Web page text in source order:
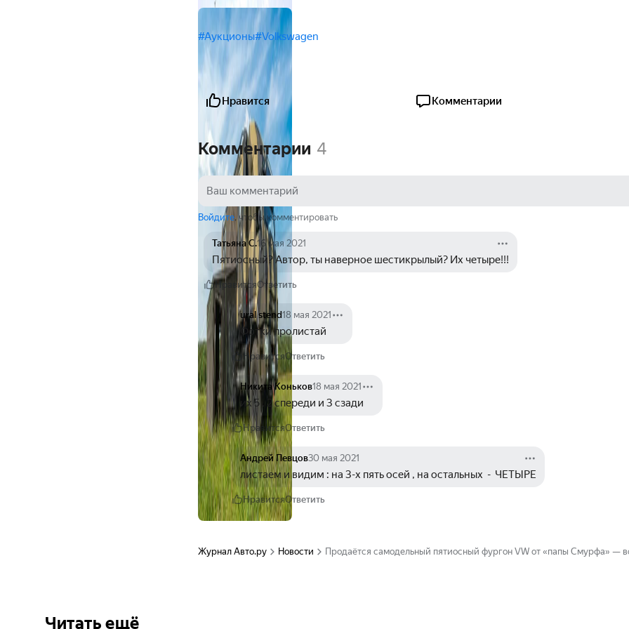
#Аукционы#Volkswagen
Нравится Комментарии
Комментарии 4
Войдите, чтобы комментировать
Татьяна С.16 мая 2021
Пятиосный? Автор, ты наверное шестикрылый? Их четыре!!!
НравитсяОтветить
ural stend18 мая 2021
Фотки пролистай
НравитсяОтветить
Никита Коньков18 мая 2021
их 5 , 2 спереди и 3 сзади
НравитсяОтветить
Андрей Певцов30 мая 2021
листаем и видим : на 3-х пять осей , на остальных  -  ЧЕТЫРЕ
НравитсяОтветить
Журнал Авто.ру Новости Продаётся самодельный пятиосный фургон VW от «папы Смурфа» —
Читать ещё